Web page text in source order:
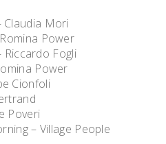
Claudia Mori
Power
Riccardo Fogli
Power
Cionfoli
Poveri
– Village People